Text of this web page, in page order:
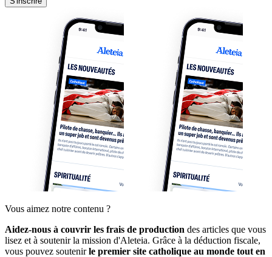
Vous aimez notre contenu ?
Aidez-nous à couvrir les frais de production des articles que vous
lisez et à soutenir la mission d'Aleteia. Grâce à la déduction fiscale,
vous pouvez soutenirle premier site catholique au monde tout en